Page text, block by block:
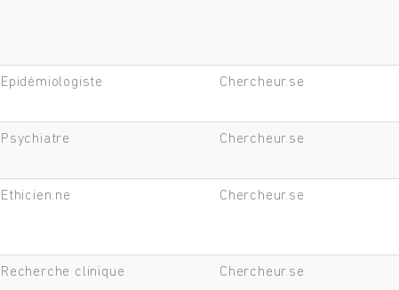
Epidémiologiste
Chercheur.se
Psychiatre
Chercheur.se
Ethicien.ne
Chercheur.se
Recherche clinique
Chercheur.se